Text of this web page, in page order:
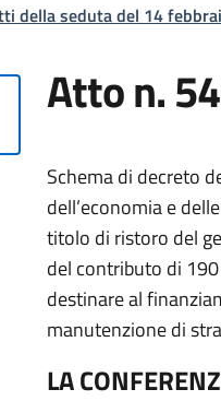
della seduta del 14
Atto n.
Schema di decreto
dell’economia e
titolo di ristoro del
del contributo di
destinare al
manutenzione di
LA